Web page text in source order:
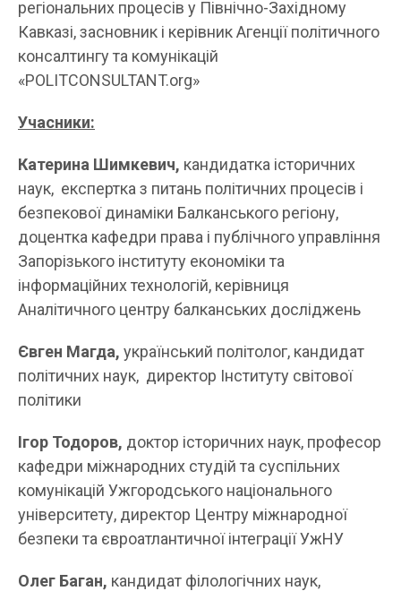
регіональних процесів у Північно-Західному
Кавказі, засновник і керівник Агенції політичного
консалтингу та комунікацій
«POLITCONSULTANT.org»
Учасники:
Катерина Шимкевич, кандидатка історичних
наук, експертка з питань політичних процесів і
безпекової динаміки Балканського регіону,
доцентка кафедри права і публічного управління
Запорізького інституту економіки та
інформаційних технологій, керівниця
Аналітичного центру балканських досліджень
Євген Магда, український політолог, кандидат
політичних наук, директор Інституту світової
політики
Ігор Тодоров, доктор історичних наук, професор
кафедри міжнародних студій та суспільних
комунікацій Ужгородського національного
університету, директор Центру міжнародної
безпеки та євроатлантичної інтеграції УжНУ
Олег Баган, кандидат філологічних наук,